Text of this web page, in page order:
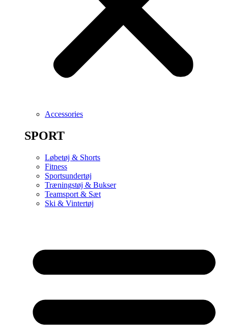
Accessories
SPORT
Løbetøj & Shorts
Fitness
Sportsundertøj
Træningstøj & Bukser
Teamsport & Sæt
Ski & Vintertøj